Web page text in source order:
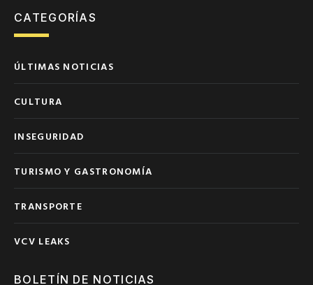
CATEGORÍAS
ÚLTIMAS NOTICIAS
CULTURA
INSEGURIDAD
TURISMO Y GASTRONOMÍA
TRANSPORTE
VCV LEAKS
BOLETÍN DE NOTICIAS